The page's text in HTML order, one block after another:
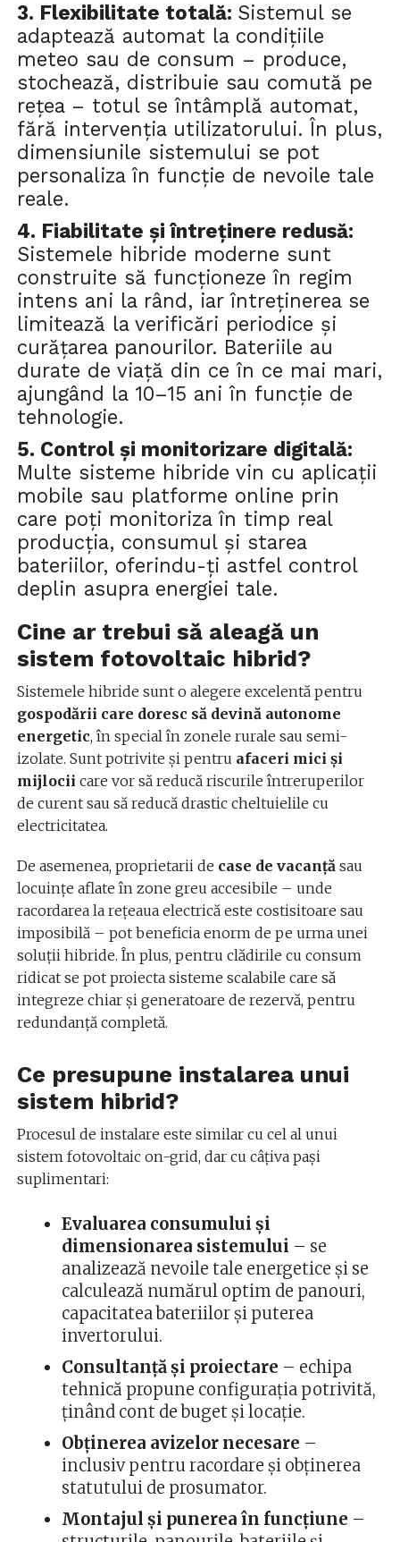
3. Flexibilitate totală: Sistemul se
adaptează automat la condițiile
meteo sau de consum – produce,
stochează, distribuie sau comută pe
rețea – totul se întâmplă automat,
fără intervenția utilizatorului. În plus,
dimensiunile sistemului se pot
personaliza în funcție de nevoile tale
reale.
4. Fiabilitate și întreținere redusă:
Sistemele hibride moderne sunt
construite să funcționeze în regim
intens ani la rând , iar întreținerea se
limitează la verificări periodice și
curățarea panourilor. Bateriile au
durate de viață din ce în ce mai mari,
ajungând la 10–15 ani în funcție de
tehnologie.
5. Control și monitorizare digitală:
Multe sisteme hibride vin cu aplicații
mobile sau platforme online prin
care poți monitoriza în timp real
producția, consumul și starea
bateriilor, oferindu-ți astfelcontrol
deplin asupra energiei tale.
Cine ar trebui să aleagă un
sistem fotovoltaic hibrid?
Sistemele hibride sunt o alegere excelentă pentru
gospodării care doresc să devină autonome
energetic, în special în zonele rurale sau semi-
izolate. Sunt potrivite și pentru afaceri mici și
mijlocii care vor să reducă riscurile întreruperilor
de curent sau să reducă drastic cheltuielile cu
electricitatea.
De asemenea, proprietarii de case de vacanțăsau
locuințe aflate în zone greu accesibile – unde
racordarea la rețeaua electrică este costisitoare sau
imposibilă – pot beneficia enorm de pe urma unei
soluții hibride. În plus, pentru clădirile cu consum
ridicat se pot proiecta sisteme scalabile care să
integreze chiar și generatoare de rezervă, pentru
redundanță completă.
Ce presupune instalarea unui
sistem hibrid?
Procesul de instalare este similar cu cel al unui
sistem fotovoltaic on-grid, dar cu câțiva pași
suplimentari:
Evaluarea consumului și
dimensionarea sistemului – se
analizează nevoile tale energetice și se
calculează numărul optim de panouri,
capacitatea bateriilor și puterea
invertorului.
Consultanță și proiectare – echipa
tehnică propune configurația potrivită,
ținând cont de buget și locație.
Obținerea avizelor necesare –
inclusiv pentru racordare și obținerea
statutului de prosumator.
Montajul și punerea în funcțiune –